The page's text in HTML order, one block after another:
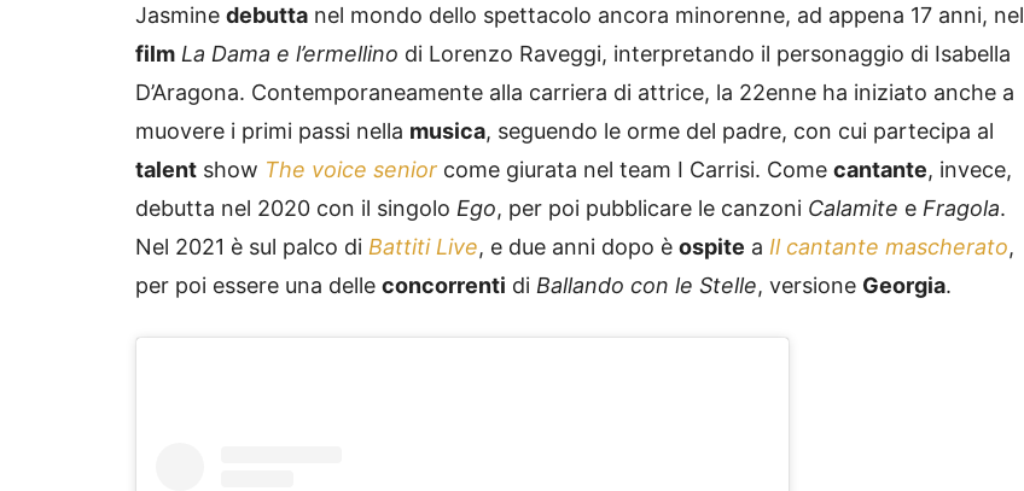
Jasmine debutta nel mondo dello spettacolo ancora minorenne, ad appena 17 anni, nel
film La Dama e l’ermellino di Lorenzo Raveggi, interpretando il personaggio di Isabella
D’Aragona. Contemporaneamente alla carriera di attrice, la 22enne ha iniziato anche a
muovere i primi passi nella musica, seguendo le orme del padre, con cui partecipa al
talent show The voice senior come giurata nel team I Carrisi. Come cantante, invece,
debutta nel 2020 con il singolo Ego, per poi pubblicare le canzoni Calamite e Fragola.
Nel 2021 è sul palco di Battiti Live, e due anni dopo è ospite a Il cantante mascherato,
per poi essere una delle concorrenti di Ballando con le Stelle, versione Georgia.